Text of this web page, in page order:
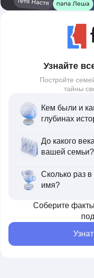
Узнайте
Постройте
тайны
Кем были и
глубинах
До какого
вашей семьи?
Сколько раз
имя?
Соберите